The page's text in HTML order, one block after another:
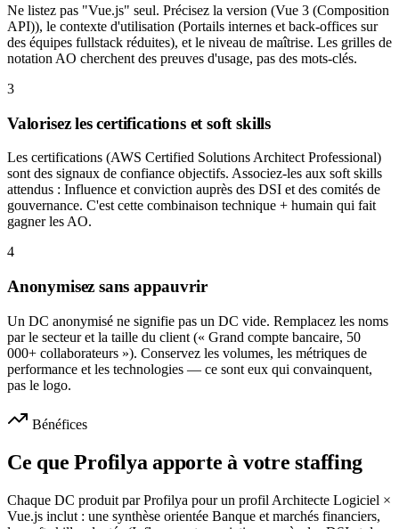
Ne listez pas "Vue.js" seul. Précisez la version (Vue 3 (Composition
API)), le contexte d'utilisation (Portails internes et back-offices sur
des équipes fullstack réduites), et le niveau de maîtrise. Les grilles de
notation AO cherchent des preuves d'usage, pas des mots-clés.
3
Valorisez les certifications et soft skills
Les certifications (AWS Certified Solutions Architect Professional)
sont des signaux de confiance objectifs. Associez-les aux soft skills
attendus : Influence et conviction auprès des DSI et des comités de
gouvernance. C'est cette combinaison technique + humain qui fait
gagner les AO.
4
Anonymisez sans appauvrir
Un DC anonymisé ne signifie pas un DC vide. Remplacez les noms
par le secteur et la taille du client (« Grand compte bancaire, 50
000+ collaborateurs »). Conservez les volumes, les métriques de
performance et les technologies — ce sont eux qui convainquent,
pas le logo.
Bénéfices
Ce que Profilya apporte à votre staffing
Chaque DC produit par Profilya pour un profil Architecte Logiciel ×
Vue.js inclut : une synthèse orientée Banque et marchés financiers,